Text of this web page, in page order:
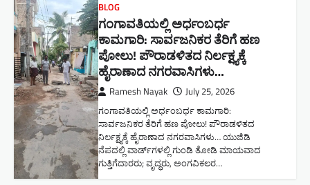
BLOG
ಗಂಗಾವತಿಯಲ್ಲಿ ಅರ್ಧಂಬರ್ಧ
ಕಾಮಗಾರಿ: ಸಾರ್ವಜನಿಕರ ತೆರಿಗೆ ಹಣ
ಪೋಲು! ಪೌರಾಡಳಿತದ ನಿರ್ಲಕ್ಷ್ಯಕ್ಕೆ
ಹೈರಾಣಾದ ನಗರವಾಸಿಗಳು​…
Ramesh Nayak July 25, 2026
ಗಂಗಾವತಿಯಲ್ಲಿ ಅರ್ಧಂಬರ್ಧ ಕಾಮಗಾರಿ:
ಸಾರ್ವಜನಿಕರ ತೆರಿಗೆ ಹಣ ಪೋಲು! ಪೌರಾಡಳಿತದ
ನಿರ್ಲಕ್ಷ್ಯಕ್ಕೆ ಹೈರಾಣಾದ ನಗರವಾಸಿಗಳು​… ಯುಜಿಡಿ
ನೆಪದಲ್ಲಿ ವಾರ್ಡ್‌ಗಳಲ್ಲಿ ಗುಂಡಿ ತೋಡಿ ಮಾಯವಾದ
ಗುತ್ತಿಗೆದಾರರು; ವೃದ್ಧರು, ಅಂಗವಿಕಲರ…